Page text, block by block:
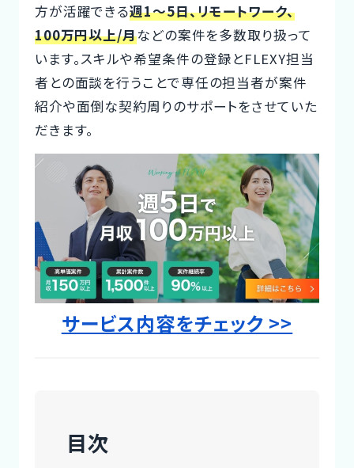
デザイナー
Designer
方が活躍できる週1～5日、リモートワーク、
100万円以上/月などの案件を多数取り扱って
います。スキルや希望条件の登録とFLEXY担当
者との面談を行うことで専任の担当者が案件
紹介や面倒な契約周りのサポートをさせていた
だきます。
サービス内容をチェック >>
目次